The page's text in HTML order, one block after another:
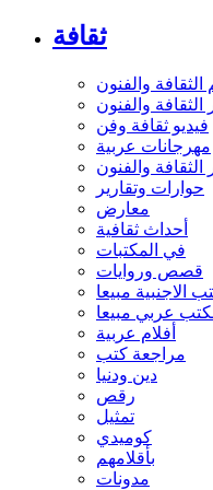
ثقافة
الثقافة والفنون
الثقافة والفنون
فيديو ثقافة وفن
مهرجانات عربية
الثقافة والفنون
حوارات وتقارير
معارض
أحداث ثقافية
في المكتبات
قصص وروايات
الاجنبية مبيعا
عربي مبيعا
أفلام عربية
مراجعة كتب
دين ودنيا
رقص
تمثيل
كوميدي
بأقلامهم
مدونات